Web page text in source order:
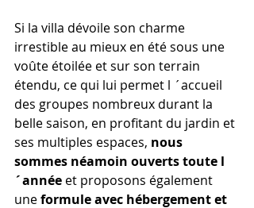
Si la villa dévoile son charme
irrestible au mieux en été sous une
voûte étoilée et sur son terrain
étendu, ce qui lui permet l ´accueil
des groupes nombreux durant la
belle saison, en profitant du jardin et
ses multiples espaces, nous
sommes néamoin ouverts toute l
´année et proposons également
une formule avec hébergement et